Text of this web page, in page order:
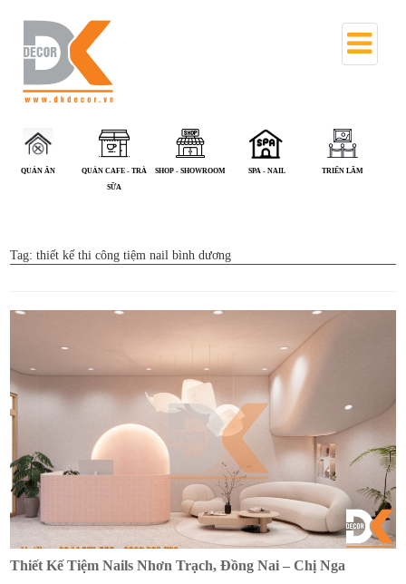
ĂN
QUÁN CAFE - TRÀ
SHOP - SHOWROOM SPA - NAIL TRIỂN LÃM
Tag:thiết kế thi công tiệm nail bình dương
Thiết Kế Tiệm Nails Nhơn Trạch, Đồng Nai – Chị Nga